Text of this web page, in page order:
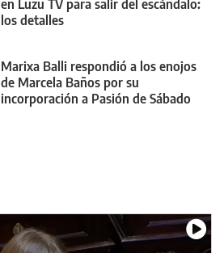
en Luzu TV para salir del escándalo:
los detalles
Marixa Balli respondió a los enojos
de Marcela Baños por su
incorporación a Pasión de Sábado